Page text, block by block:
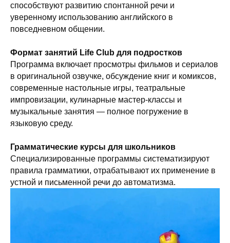
способствуют развитию спонтанной речи и
уверенному использованию английского в
повседневном общении.
Формат занятий Life Club для подростков
Программа включает просмотры фильмов и сериалов
в оригинальной озвучке, обсуждение книг и комиксов,
современные настольные игры, театральные
импровизации, кулинарные мастер-классы и
музыкальные занятия — полное погружение в
языковую среду.
Грамматические курсы для школьников
Специализированные программы систематизируют
правила грамматики, отрабатывают их применение в
устной и письменной речи до автоматизма.